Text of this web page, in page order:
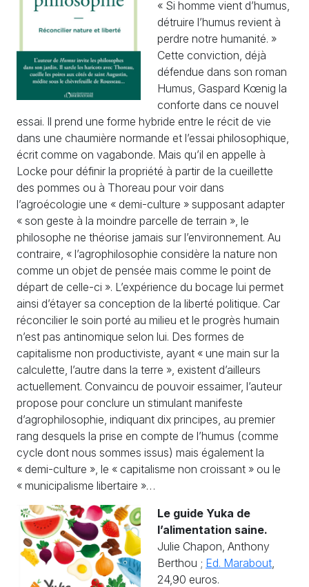
« Si homme vient d’humus,
détruire l’humus revient à
perdre notre humanité. »
Cette conviction, déjà
défendue dans son roman
Humus, Gaspard Kœnig la
conforte dans ce nouvel
essai. Il prend une forme hybride entre le récit de vie
dans une chaumière normande et l’essai philosophique,
écrit comme on vagabonde. Mais qu’il en appelle à
Locke pour définir la propriété à partir de la cueillette
des pommes ou à Thoreau pour voir dans
l’agroécologie une « demi-culture » supposant adapter
« son geste à la moindre parcelle de terrain », le
philosophe ne théorise jamais sur l’environnement. Au
contraire, « l’agrophilosophie considère la nature non
comme un objet de pensée mais comme le point de
départ de celle-ci ». L’expérience du bocage lui permet
ainsi d’étayer sa conception de la liberté politique. Car
réconcilier le soin porté au milieu et le progrès humain
n’est pas antinomique selon lui. Des formes de
capitalisme non productiviste, ayant « une main sur la
calculette, l’autre dans la terre », existent d’ailleurs
actuellement. Convaincu de pouvoir essaimer, l’auteur
propose pour conclure un stimulant manifeste
d’agrophilosophie, indiquant dix principes, au premier
rang desquels la prise en compte de l’humus (comme
cycle dont nous sommes issus) mais également la
« demi-culture », le « capitalisme non croissant » ou le
« municipalisme libertaire »…
Le guide Yuka de
l’alimentation saine.
Julie Chapon, Anthony
Berthou ; Ed. Marabout
24,90 euros.